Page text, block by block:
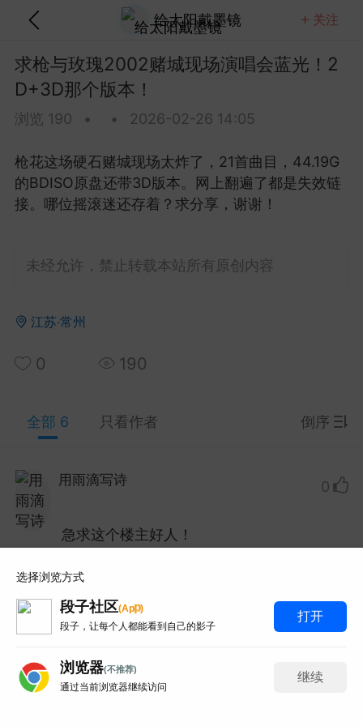
全部 热门 视频 图文 音乐
给太阳戴墨镜 关注
2013 Dreamchaser星梦传
光！20.7G含歌剧魅影那版！
音轨含歌剧魅影等经典...
金刚狼剪指甲 0 5
纽约麦迪逊广场花园那版！
逊广场花园多位传奇吉他手...
美团外卖员长的
0
Red 2003 Live At Montreux蒙特勒现
93分钟那版！
HDMA 5.1音轨。网上搜...
2019 KaleidoLuna演唱会蓝光！
KaleidoLuna太想收了，21.1G的BDMV原盘3
上找了好久都是失效链接...
百度百科全书
6
求枪与玫瑰2002赌城现场演唱会蓝光！2
D+3D那个版本！
浏览 190 • • 2026-02-26 14:05
枪花这场硬石赌城现场太炸了，21首曲目，44.19G
的BDISO原盘还带3D版本。网上翻遍了都是失效链
接。哪位摇滚迷还存着？求分享，谢谢！
未经允许，禁止转载本站所有原创内容
江苏·常州
0 190
全部 6 只看作者 倒序
用雨滴写诗
急求这个楼主好人！
0
打赏
想要这个夸克网盘！真的谢谢！
选择浏览方式
段子社区(App)
段子，让每个人都能看到自己的影子
打开
浏览器(不推荐)
通过当前浏览器继续访问
继续